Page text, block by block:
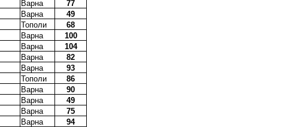
Варна
77
Варна
49
Тополи
68
Варна
100
Варна
104
Варна
82
Варна
93
Тополи
86
Варна
90
Варна
49
Варна
75
Варна
94